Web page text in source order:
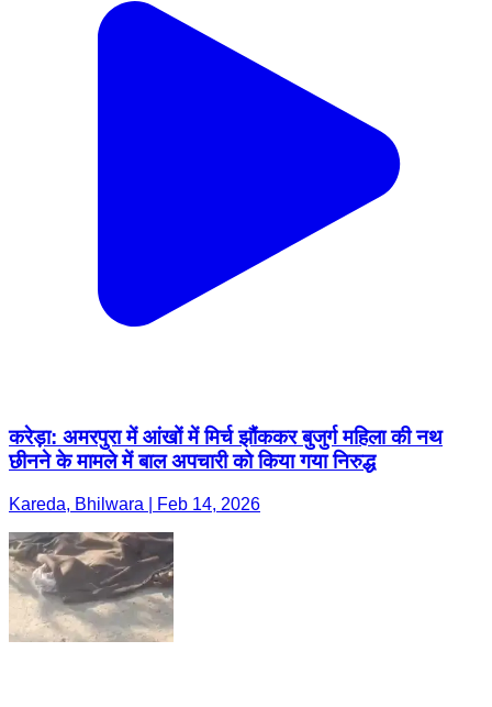
करेड़ा: अमरपुरा में आंखों में मिर्च झौंककर बुजुर्ग महिला की नथ
छीनने के मामले में बाल अपचारी को किया गया निरुद्ध
Kareda, Bhilwara | Feb 14, 2026